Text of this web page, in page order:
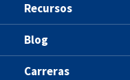
Recursos
Blog
Carreras